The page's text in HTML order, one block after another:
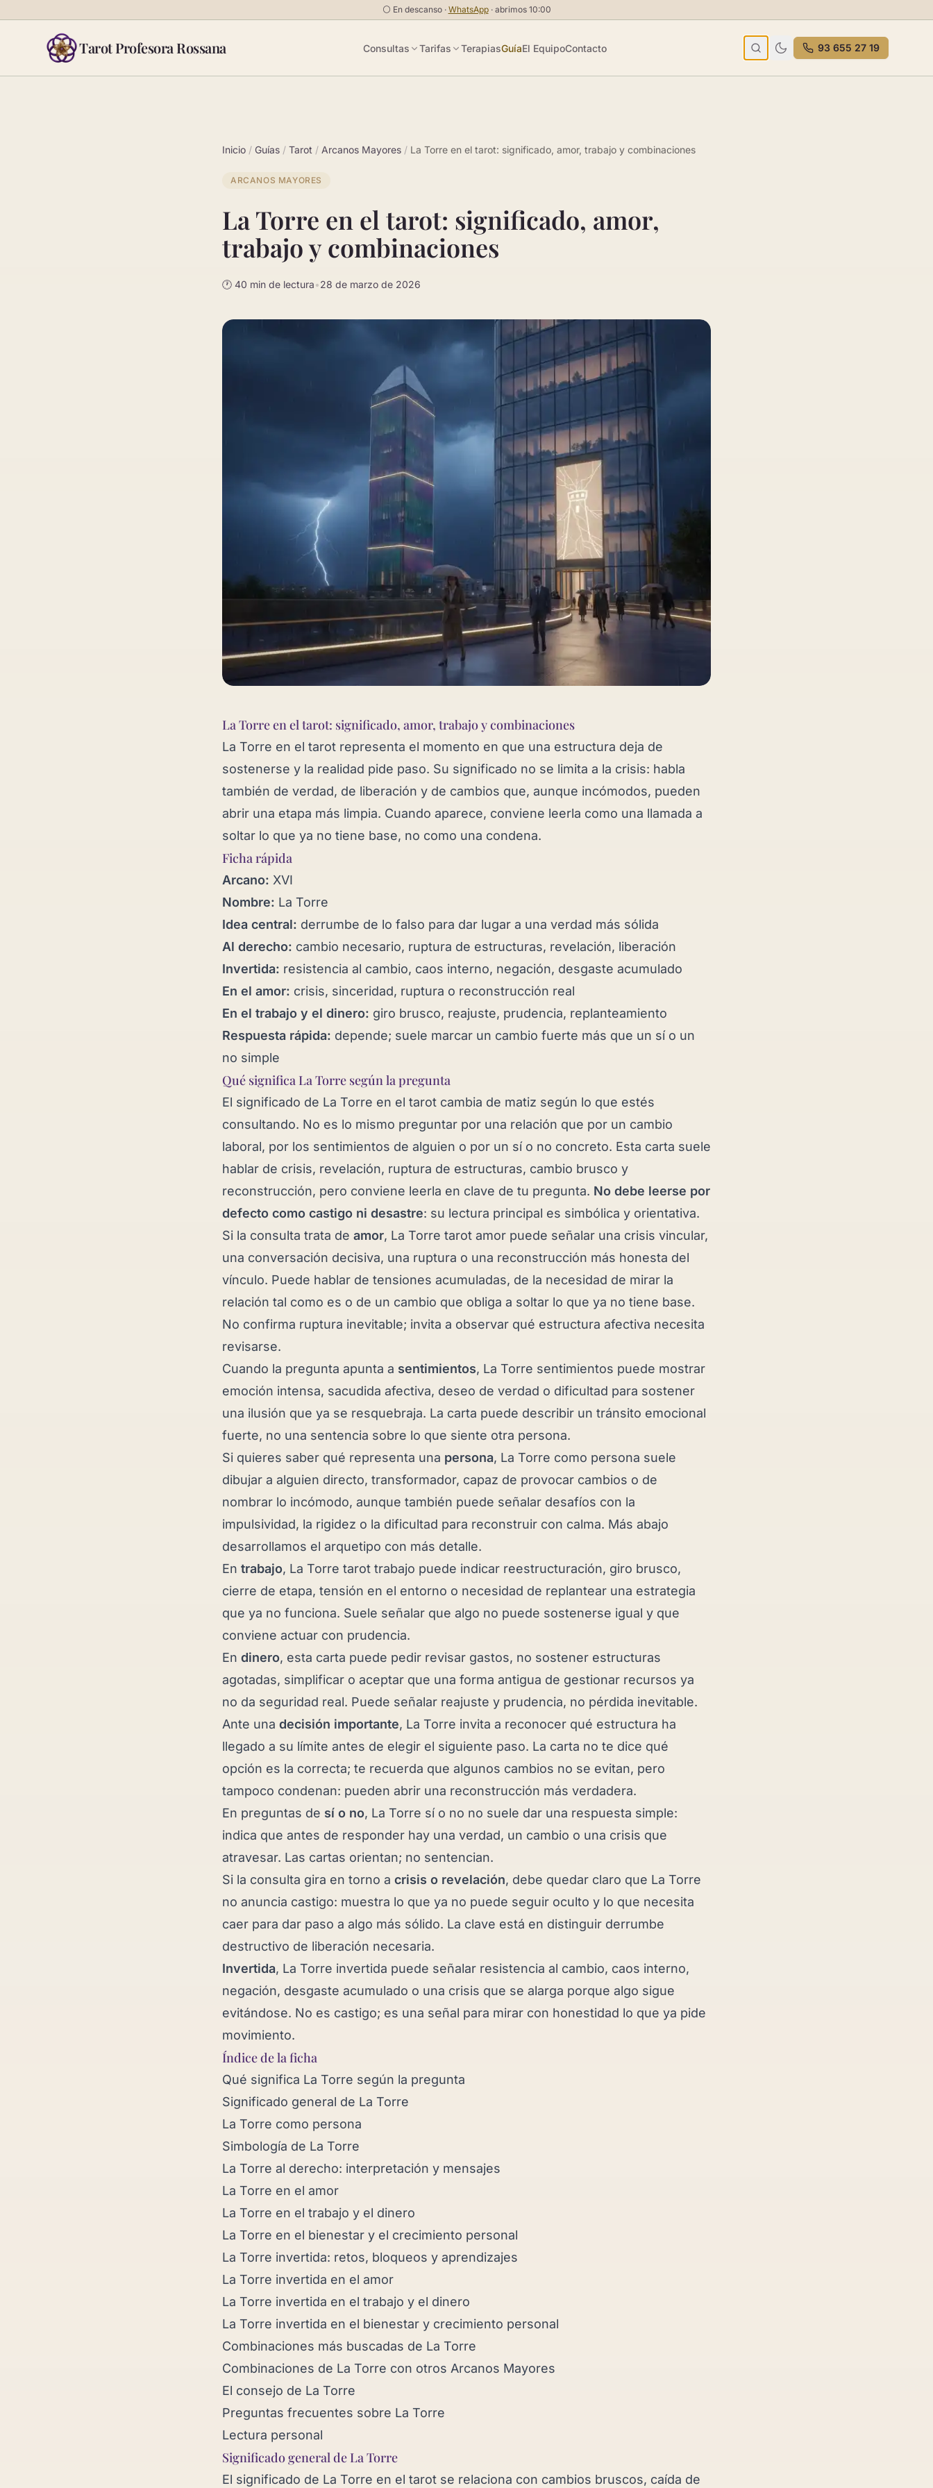
⚪ En descanso · WhatsApp · abrimos 10:00
Tarot Profesora Rossana Consultas Tarifas TerapiasGuíaEl EquipoContacto 93 655 27 19
Inicio / Guías / Tarot / Arcanos Mayores / La Torre en el tarot: significado, amor, trabajo y combinaciones
ARCANOS MAYORES
La Torre en el tarot: significado, amor,
trabajo y combinaciones
🕐 40 min de lectura•28 de marzo de 2026
La Torre en el tarot: significado, amor, trabajo y combinaciones
La Torre en el tarot representa el momento en que una estructura deja de
sostenerse y la realidad pide paso. Su significado no se limita a la crisis: habla
también de verdad, de liberación y de cambios que, aunque incómodos, pueden
abrir una etapa más limpia. Cuando aparece, conviene leerla como una llamada a
soltar lo que ya no tiene base, no como una condena.
Ficha rápida
Arcano: XVI
Nombre: La Torre
Idea central: derrumbe de lo falso para dar lugar a una verdad más sólida
Al derecho: cambio necesario, ruptura de estructuras, revelación, liberación
Invertida: resistencia al cambio, caos interno, negación, desgaste acumulado
En el amor: crisis, sinceridad, ruptura o reconstrucción real
En el trabajo y el dinero: giro brusco, reajuste, prudencia, replanteamiento
Respuesta rápida: depende; suele marcar un cambio fuerte más que un sí o un
no simple
Qué significa La Torre según la pregunta
El significado de La Torre en el tarot cambia de matiz según lo que estés
consultando. No es lo mismo preguntar por una relación que por un cambio
laboral, por los sentimientos de alguien o por un sí o no concreto. Esta carta suele
hablar de crisis, revelación, ruptura de estructuras, cambio brusco y
reconstrucción, pero conviene leerla en clave de tu pregunta. No debe leerse por
defecto como castigo ni desastre: su lectura principal es simbólica y orientativa.
Si la consulta trata de amor, La Torre tarot amor puede señalar una crisis vincular,
una conversación decisiva, una ruptura o una reconstrucción más honesta del
vínculo. Puede hablar de tensiones acumuladas, de la necesidad de mirar la
relación tal como es o de un cambio que obliga a soltar lo que ya no tiene base.
No confirma ruptura inevitable; invita a observar qué estructura afectiva necesita
revisarse.
Cuando la pregunta apunta a sentimientos, La Torre sentimientos puede mostrar
emoción intensa, sacudida afectiva, deseo de verdad o dificultad para sostener
una ilusión que ya se resquebraja. La carta puede describir un tránsito emocional
fuerte, no una sentencia sobre lo que siente otra persona.
Si quieres saber qué representa una persona, La Torre como persona suele
dibujar a alguien directo, transformador, capaz de provocar cambios o de
nombrar lo incómodo, aunque también puede señalar desafíos con la
impulsividad, la rigidez o la dificultad para reconstruir con calma. Más abajo
desarrollamos el arquetipo con más detalle.
En trabajo, La Torre tarot trabajo puede indicar reestructuración, giro brusco,
cierre de etapa, tensión en el entorno o necesidad de replantear una estrategia
que ya no funciona. Suele señalar que algo no puede sostenerse igual y que
conviene actuar con prudencia.
En dinero, esta carta puede pedir revisar gastos, no sostener estructuras
agotadas, simplificar o aceptar que una forma antigua de gestionar recursos ya
no da seguridad real. Puede señalar reajuste y prudencia, no pérdida inevitable.
Ante una decisión importante, La Torre invita a reconocer qué estructura ha
llegado a su límite antes de elegir el siguiente paso. La carta no te dice qué
opción es la correcta; te recuerda que algunos cambios no se evitan, pero
tampoco condenan: pueden abrir una reconstrucción más verdadera.
En preguntas de sí o no, La Torre sí o no no suele dar una respuesta simple:
indica que antes de responder hay una verdad, un cambio o una crisis que
atravesar. Las cartas orientan; no sentencian.
Si la consulta gira en torno a crisis o revelación, debe quedar claro que La Torre
no anuncia castigo: muestra lo que ya no puede seguir oculto y lo que necesita
caer para dar paso a algo más sólido. La clave está en distinguir derrumbe
destructivo de liberación necesaria.
Invertida, La Torre invertida puede señalar resistencia al cambio, caos interno,
negación, desgaste acumulado o una crisis que se alarga porque algo sigue
evitándose. No es castigo; es una señal para mirar con honestidad lo que ya pide
movimiento.
Índice de la ficha
Qué significa La Torre según la pregunta
Significado general de La Torre
La Torre como persona
Simbología de La Torre
La Torre al derecho: interpretación y mensajes
La Torre en el amor
La Torre en el trabajo y el dinero
La Torre en el bienestar y el crecimiento personal
La Torre invertida: retos, bloqueos y aprendizajes
La Torre invertida en el amor
La Torre invertida en el trabajo y el dinero
La Torre invertida en el bienestar y crecimiento personal
Combinaciones más buscadas de La Torre
Combinaciones de La Torre con otros Arcanos Mayores
El consejo de La Torre
Preguntas frecuentes sobre La Torre
Lectura personal
Significado general de La Torre
El significado de La Torre en el tarot se relaciona con cambios bruscos, caída de